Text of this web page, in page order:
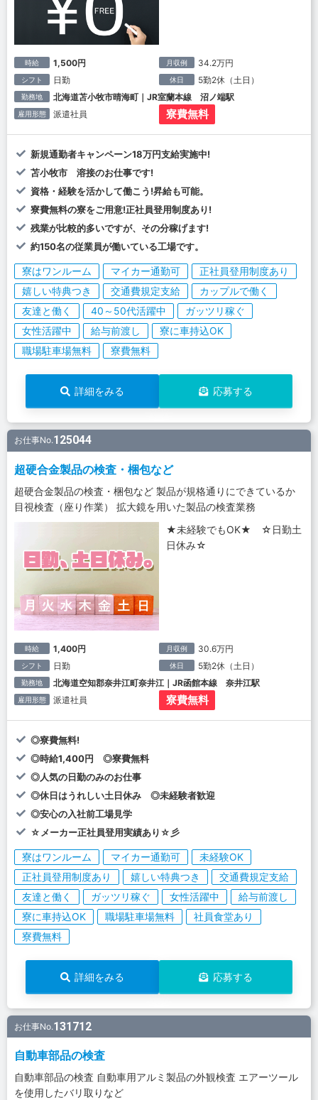
時給 1,500円 月収例 34.2万円
シフト 日勤 休日 5勤2休（土日）
勤務地 北海道苫小牧市晴海町｜JR室蘭本線 沼ノ端駅
雇用形態 派遣社員 寮費無料
新規通勤者キャンペーン18万円支給実施中!
苫小牧市 溶接のお仕事です!
資格・経験を活かして働こう!昇給も可能。
寮費無料の寮をご用意!正社員登用制度あり!
残業が比較的多いですが、その分稼げます!
約150名の従業員が働いている工場です。
寮はワンルーム マイカー通勤可
正社員登用制度あり
嬉しい特典つき
交通費規定支給
カップルで働く
友達と働く
40～50代活躍中
ガッツリ稼ぐ
女性活躍中
給与前渡し
寮に車持込OK
職場駐車場無料
寮費無料
詳細をみる 応募する
お仕事No.125044
超硬合金製品の検査・梱包など
超硬合金製品の検査・梱包など 製品が規格通りにできているか
目視検査（座り作業） 拡大鏡を用いた製品の検査業務
★未経験でもOK★ ☆日勤土
日休み☆
時給 1,400円 月収例 30.6万円
シフト 日勤 休日 5勤2休（土日）
勤務地 北海道空知郡奈井江町奈井江｜JR函館本線 奈井江駅
雇用形態 派遣社員 寮費無料
◎寮費無料!
◎時給1,400円 ◎寮費無料
◎人気の日勤のみのお仕事
◎休日はうれしい土日休み ◎未経験者歓迎
◎安心の入社前工場見学
☆メーカー正社員登用実績あり☆彡
寮はワンルーム マイカー通勤可
未経験OK
正社員登用制度あり
嬉しい特典つき
交通費規定支給
友達と働く
ガッツリ稼ぐ 女性活躍中
給与前渡し
寮に車持込OK
職場駐車場無料
社員食堂あり
寮費無料
詳細をみる 応募する
お仕事No.131712
自動車部品の検査
自動車部品の検査 自動車用アルミ製品の外観検査 エアーツール
を使用したバリ取りなど